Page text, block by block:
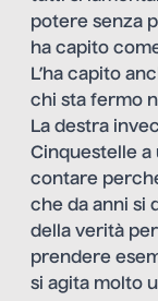
potere senza
ha capito
L’ha capito
chi sta fermo
La destra
Cinquestelle
contare
che da anni si
della verità
prendere
si agita molto